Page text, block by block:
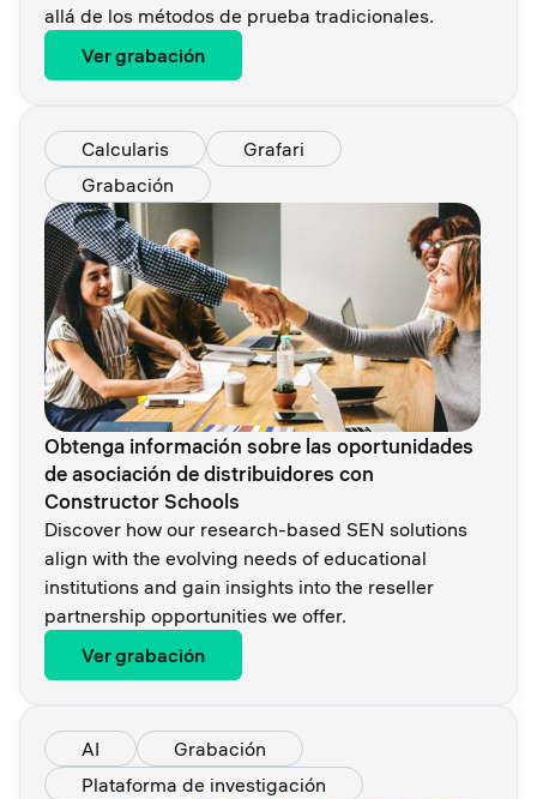
allá de los métodos de prueba tradicionales.
Ver grabación
Calcularis
Grafari
Grabación
Obtenga información sobre las oportunidades
de asociación de distribuidores con
Constructor Schools
Discover how our research-based SEN solutions
align with the evolving needs of educational
institutions and gain insights into the reseller
partnership opportunities we offer.
Ver grabación
AI
Grabación
Plataforma de investigación